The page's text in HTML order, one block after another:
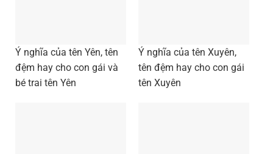
Ý nghĩa của tên Yên, tên
đệm hay cho con gái và
bé trai tên Yên
Ý nghĩa của tên Xuyên,
tên đệm hay cho con gái
tên Xuyên